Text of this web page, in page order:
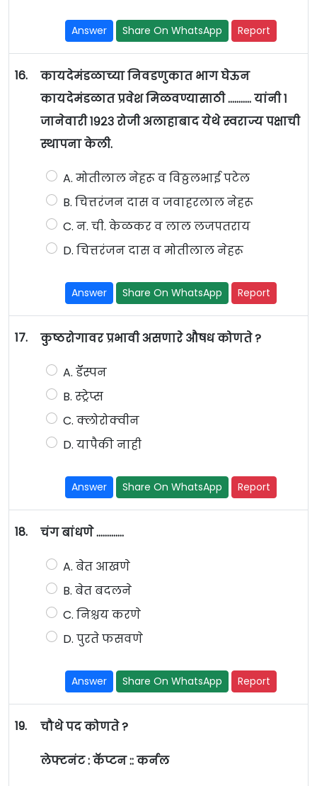
Answer Share On WhatsApp Report
16.
कायदेमंडळाच्या निवडणुकात भाग घेऊन
कायदेमंडळात प्रवेश मिळवण्यासाठी ……….. यांनी १
जानेवारी १९२३ रोजी अलाहाबाद येथे स्वराज्य पक्षाची
स्थापना केली.
A. मोतीलाल नेहरू व विठ्ठलभाई पटेल
B. चित्तरंजन दास व जवाहरलाल नेहरू
C. न. ची. केळकर व लाल लजपतराय
D. चित्तरंजन दास व मोतीलाल नेहरू
Answer Share On WhatsApp Report
17. कुष्ठरोगावर प्रभावी असणारे औषध कोणते ?
A. डॅॅस्पन
B. स्ट्रेप्स
C. क्लोरोक्वीन
D. यापैकी नाही
Answer Share On WhatsApp Report
18. चंग बांधणे ………….
A. बेत आखणे
B. बेत बदलने
C. निश्चय करणे
D. पुरते फसवणे
Answer Share On WhatsApp Report
19. चौथे पद कोणते ?
लेफ्टनंट : कॅप्टन :: कर्नल